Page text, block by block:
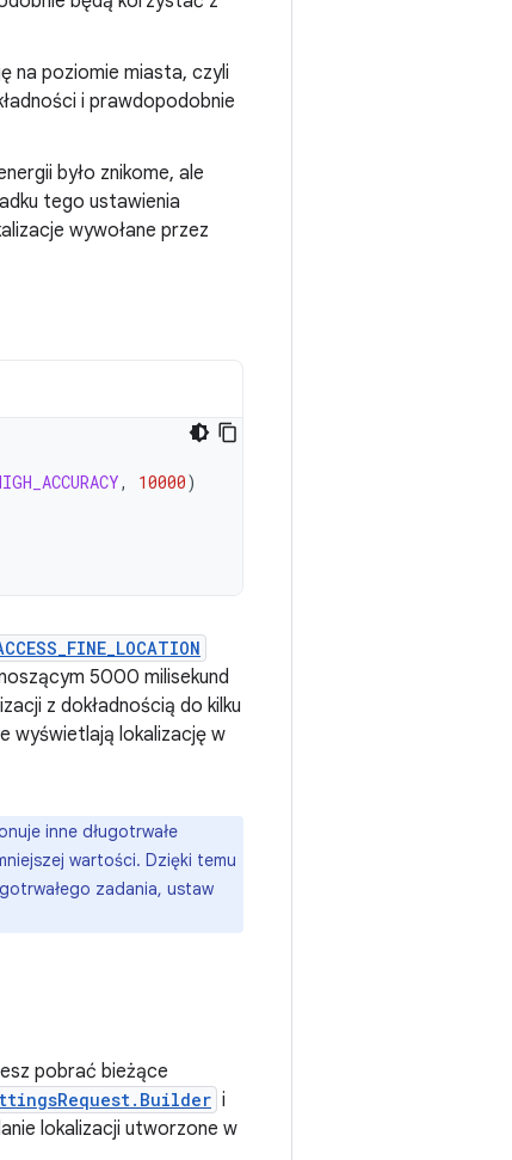
na poziomie miasta, czyli
i prawdopodobnie
było znikome, ale
tego ustawienia
wywołane przez
, 10000)
5000 milisekund
z dokładnością do kilku
wyświetlają lokalizację w
inne długotrwałe
wartości. Dzięki temu
zadania, ustaw
pobrać bieżące
i
lokalizacji utworzone w